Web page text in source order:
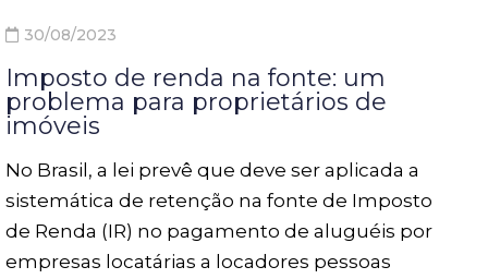
30/08/2023
Imposto de renda na fonte: um
problema para proprietários de
imóveis
No Brasil, a lei prevê que deve ser aplicada a
sistemática de retenção na fonte de Imposto
de Renda (IR) no pagamento de aluguéis por
empresas locatárias a locadores pessoas